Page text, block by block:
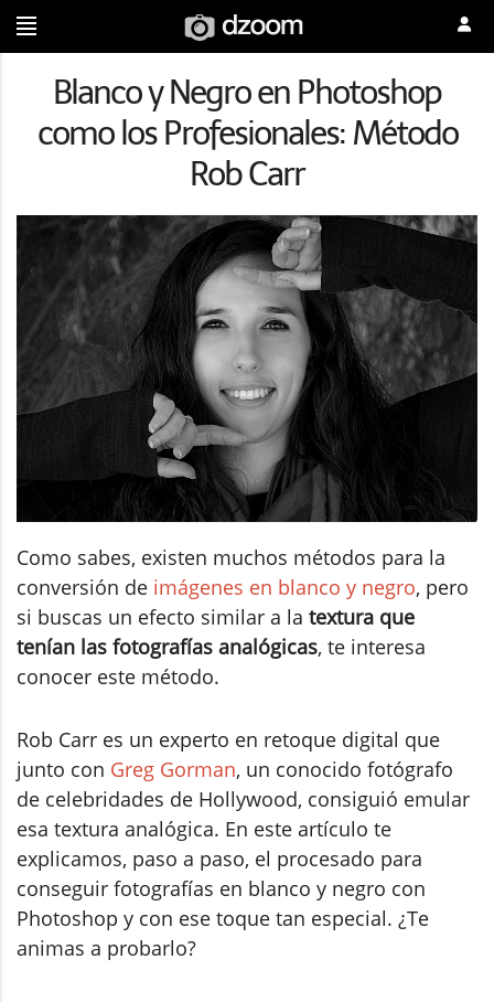
Blanco y Negro en Photoshop
como los Profesionales: Método
Rob Carr
Como sabes, existen muchos métodos para la
conversión de imágenes en blanco y negro, pero
si buscas un efecto similar a la textura que
tenían las fotografías analógicas, te interesa
conocer este método.
Rob Carr es un experto en retoque digital que
junto con Greg Gorman, un conocido fotógrafo
de celebridades de Hollywood, consiguió emular
esa textura analógica. En este artículo te
explicamos, paso a paso, el procesado para
conseguir fotografías en blanco y negro con
Photoshop y con ese toque tan especial. ¿Te
animas a probarlo?